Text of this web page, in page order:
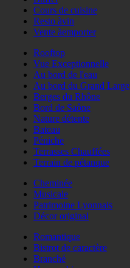
Cours de cuisine
Resto àvin
Vente àemporter
Rooftop
Vue Exceptionnelle
Au bord de l'eau
Au bord du Grand Large
Berges du Rhône
Bord de Saône
Nature détente
Bateau
Péniche
Terrasses Chauffées
Terrain de pétanque
Cheminée
Musicale
Patrimoine Lyonnais
Décor original
Romantique
Bistrot de caractère
Branché